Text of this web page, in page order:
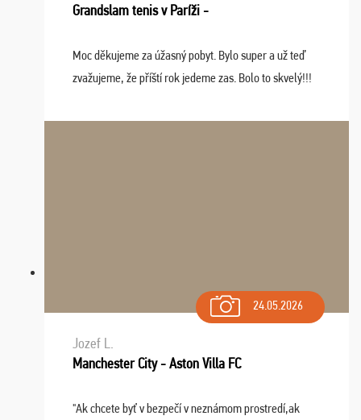
Grandslam tenis v Paríži -
Moc děkujeme za úžasný pobyt. Bylo super a už teď
zvažujeme, že příští rok jedeme zas. Bolo to skvelý!!!
24.05.2026
Jozef L.
Manchester City - Aston Villa FC
"Ak chcete byť v bezpečí v neznámom prostredí,ak